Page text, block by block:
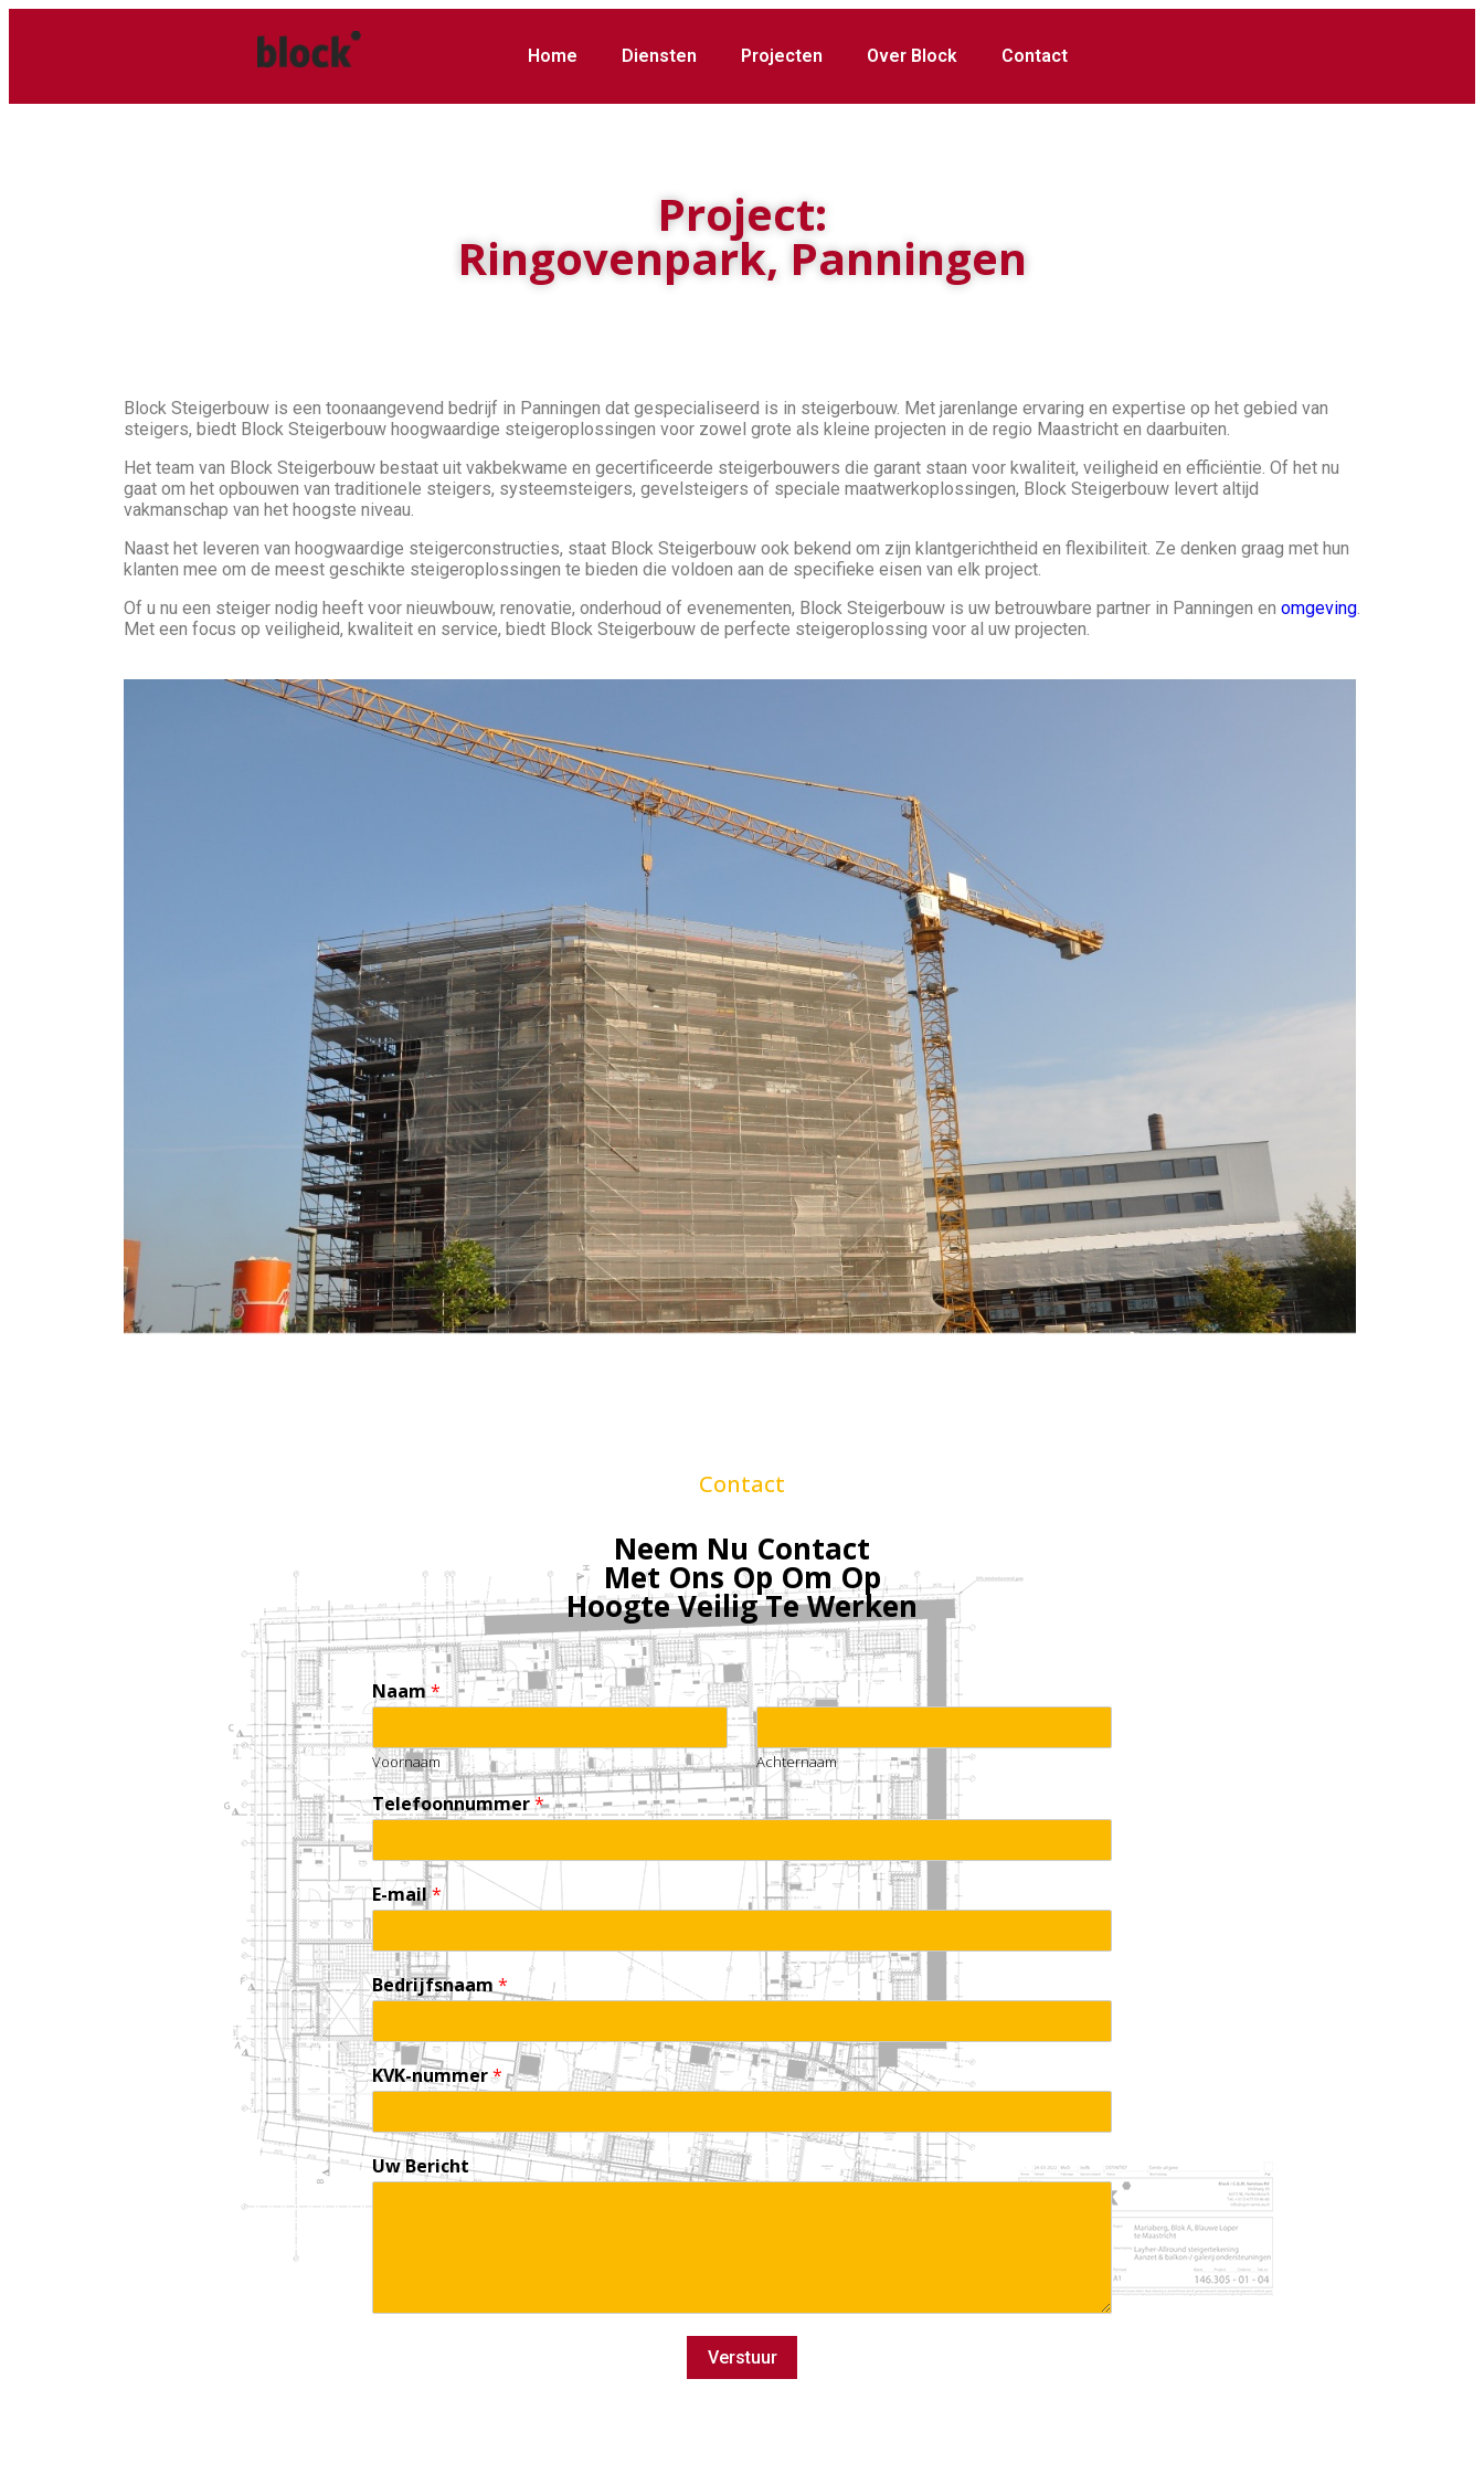
Home Diensten Projecten Over Block Contact
Project:
Ringovenpark, Panningen
Block Steigerbouw is een toonaangevend bedrijf in Panningen dat gespecialiseerd is in steigerbouw. Met jarenlange ervaring en expertise op het gebied van
steigers, biedt Block Steigerbouw hoogwaardige steigeroplossingen voor zowel grote als kleine projecten in de regio Maastricht en daarbuiten.
Het team van Block Steigerbouw bestaat uit vakbekwame en gecertificeerde steigerbouwers die garant staan voor kwaliteit, veiligheid en efficiëntie. Of het nu
gaat om het opbouwen van traditionele steigers, systeemsteigers, gevelsteigers of speciale maatwerkoplossingen, Block Steigerbouw levert altijd
vakmanschap van het hoogste niveau.
Naast het leveren van hoogwaardige steigerconstructies, staat Block Steigerbouw ook bekend om zijn klantgerichtheid en flexibiliteit. Ze denken graag met hun
klanten mee om de meest geschikte steigeroplossingen te bieden die voldoen aan de specifieke eisen van elk project.
Of u nu een steiger nodig heeft voor nieuwbouw, renovatie, onderhoud of evenementen, Block Steigerbouw is uw betrouwbare partner in Panningen en omgeving.
Met een focus op veiligheid, kwaliteit en service, biedt Block Steigerbouw de perfecte steigeroplossing voor al uw projecten.
Contact
Neem Nu Contact
Met Ons Op Om Op
Hoogte Veilig Te Werken
Naam*
Voornaam Achternaam
Telefoonnummer*
E-mail*
Bedrijfsnaam *
KVK-nummer*
Uw Bericht
Verstuur